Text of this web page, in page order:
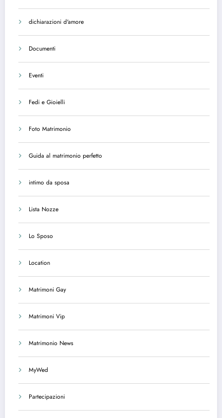
dichiarazioni d'amore
Documenti
Eventi
Fedi e Gioielli
Foto Matrimonio
Guida al matrimonio perfetto
intimo da sposa
Lista Nozze
Lo Sposo
Location
Matrimoni Gay
Matrimoni Vip
Matrimonio News
MyWed
Partecipazioni